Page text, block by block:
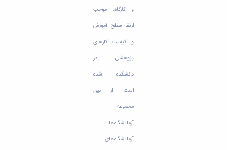
و کارگاه، موجب
ارتقا سطح آموزش
و کیفیت کارهای
پژوهشی در
دانشکده شده
است. از بین
مجموعه
آزمایشگاه‌ها،
آزمایشگاه‌های